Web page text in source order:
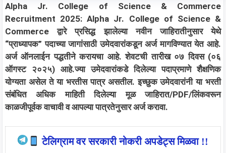
Alpha Jr. College of Science & Commerce
Recruitment 2025: Alpha Jr. College of Science &
Commerce द्वारे प्रसिद्ध झालेल्या नवीन जाहिरातीनुसार येथे
“प्राध्यापक” पदाच्या जागांसाठी उमेदवारांकडून अर्ज मागविण्यात येत आहे.
अर्ज ऑनलाईन पद्धतीने करायचा आहे. शेवटची तारीख ०७ दिवस (०६
ऑगस्ट २०२५) आहे.ज्या उमेदवारांकडे दिलेल्या पदाप्रमाणे शैक्षणिक
योग्यता असेल ते या भरतीस पात्र असतील. इच्छुक उमेदवारांनी या भरती
संबंधित अधिक माहिती दिलेल्या मूळ जाहिरात/PDF/लिंकवरून
काळजीपूर्वक वाचावी व आपल्या पात्रतेनुसार अर्ज करावा.
टेलिग्राम वर सरकारी नोकरी अपडेट्स मिळवा !!